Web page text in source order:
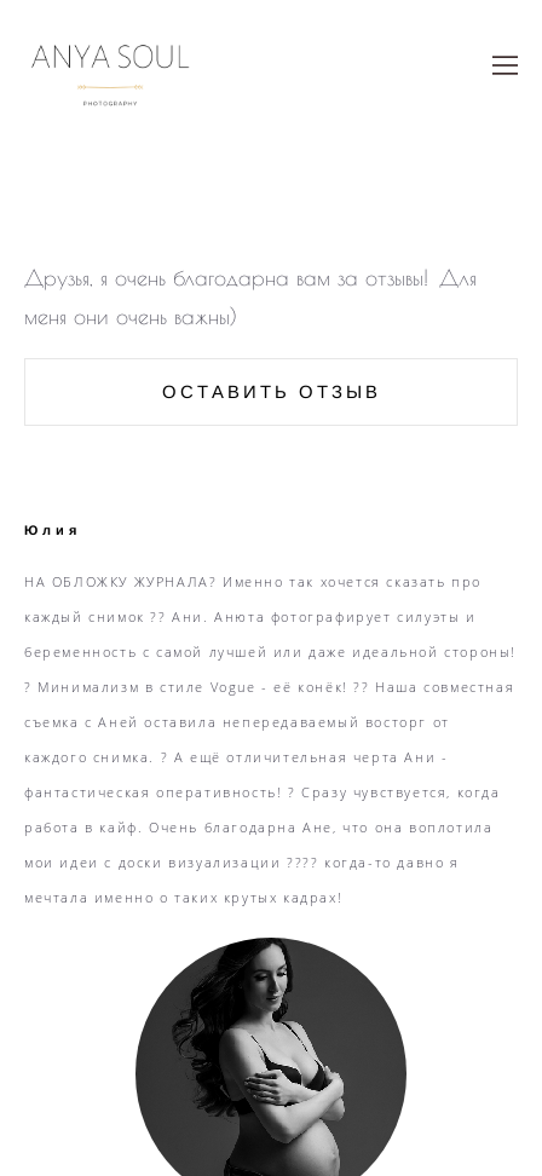
Друзья, я очень благодарна вам за отзывы! Для
меня они очень важны)
ОСТАВИТЬ ОТЗЫВ
Юлия
НА ОБЛОЖКУ ЖУРНАЛА? Именно так хочется сказать про
каждый снимок ?? Ани. Анюта фотографирует силуэты и
беременность с самой лучшей или даже идеальной стороны!
? Минимализм в стиле Vogue - её конёк! ?? Наша совместная
съемка с Аней оставила непередаваемый восторг от
каждого снимка. ? А ещё отличительная черта Ани -
фантастическая оперативность! ? Сразу чувствуется, когда
работа в кайф. Очень благодарна Ане, что она воплотила
мои идеи с доски визуализации ???? когда-то давно я
мечтала именно о таких крутых кадрах!